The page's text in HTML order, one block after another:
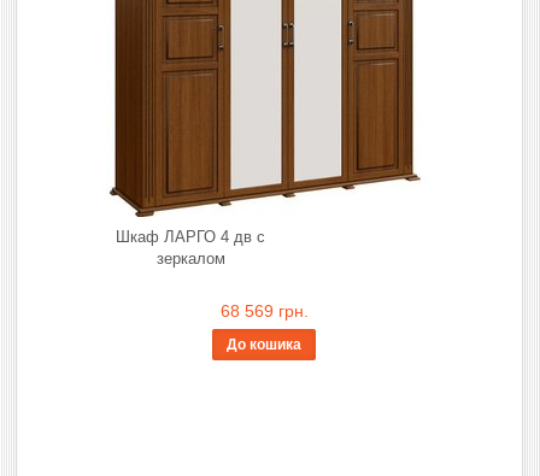
Шкаф ЛАРГО 4 дв с
зеркалом
68 569 грн.
До кошика